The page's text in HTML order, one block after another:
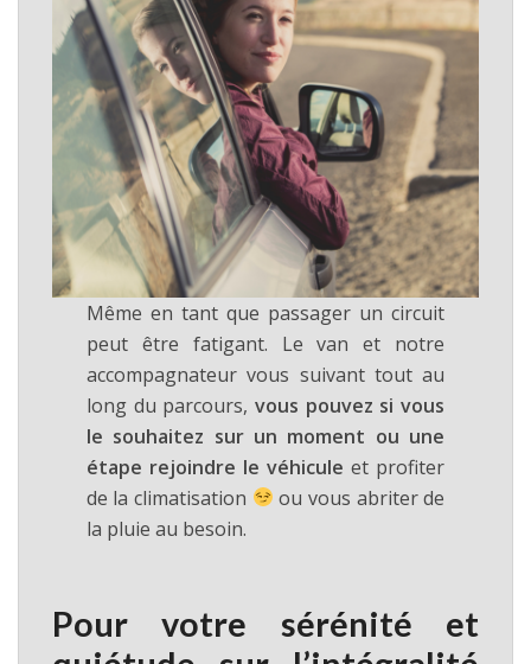
Même en tant que passager un circuit
peut être fatigant. Le van et notre
accompagnateur vous suivant tout au
long du parcours, vous pouvez si vous
le souhaitez sur un moment ou une
étape rejoindre le véhicule et profiter
de la climatisation
ou vous abriter de
la pluie au besoin.
Pour votre sérénité et